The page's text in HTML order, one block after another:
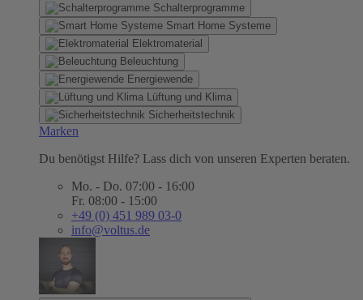
Schalterprogramme
Smart Home Systeme
Elektromaterial
Beleuchtung
Energiewende
Lüftung und Klima
Sicherheitstechnik
Marken
Du benötigst Hilfe? Lass dich von unseren Experten beraten.
Mo. - Do. 07:00 - 16:00
Fr. 08:00 - 15:00
+49 (0) 451 989 03-0
info@voltus.de